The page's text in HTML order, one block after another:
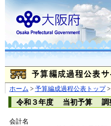
ホーム > 予算編成過程公表トップ>
令和３年度 当初予算 調整
会計名